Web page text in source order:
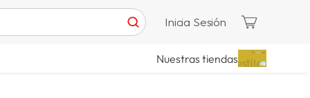
Inicia Sesión
Nuestras tiendas